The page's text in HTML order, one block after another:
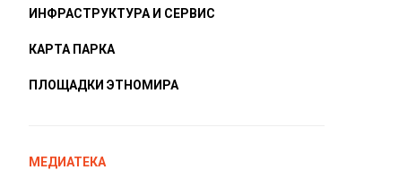
ИНФРАСТРУКТУРА И СЕРВИС
КАРТА ПАРКА
ПЛОЩАДКИ ЭТНОМИРА
МЕДИАТЕКА